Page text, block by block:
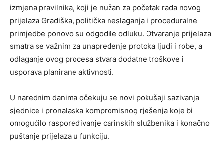
izmjena pravilnika, koji je nužan za početak rada novog
prijelaza Gradiška, politička neslaganja i proceduralne
primjedbe ponovo su odgodile odluku. Otvaranje prijelaza
smatra se važnim za unapređenje protoka ljudi i robe, a
odlaganje ovog procesa stvara dodatne troškove i
usporava planirane aktivnosti.
U narednim danima očekuju se novi pokušaji sazivanja
sjednice i pronalaska kompromisnog rješenja koje bi
omogućilo raspoređivanje carinskih službenika i konačno
puštanje prijelaza u funkciju.